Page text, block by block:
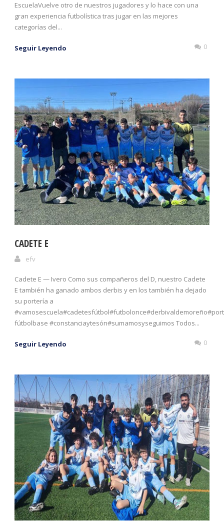
EscuelaVuelve otro de nuestros jugadores y lo hace con una
gran experiencia futbolística tras jugar en las mejores
categorías del...
Seguir Leyendo 0
CADETE E
efv
Cadete E — Ivero Como sus compañeros del D, nuestro Cadete
E también ha ganado ambos derbis y en los también ha dejado
su portería a
fútbolbase #constanciaytesón#sumamosyseguimos Todos...
Seguir Leyendo 0